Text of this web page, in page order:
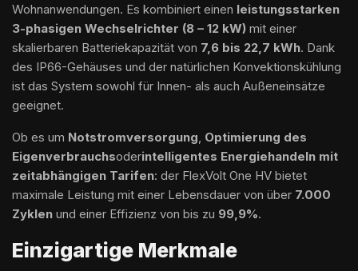
Wohnanwendungen. Es kombiniert einen leistungsstarken
3-phasigen Wechselrichter (8 – 12 kW) mit einer
skalierbaren Batteriekapazität von 7,6 bis 22,7 kWh. Dank
des IP66-Gehäuses und der natürlichen Konvektionskühlung
ist das System sowohl für Innen- als auch Außeneinsätze
geeignet.
Ob es um Notstromversorgung Optimierung des
Eigenverbrauchsoderintelligentes Energiehandeln mit
zeitabhängigen Tarifen: der FlexVolt One HV bietet
maximale Leistung mit einer Lebensdauer von über 7.000
Zyklen und einer Effizienz von bis zu 99,9%.
Einzigartige Merkmale